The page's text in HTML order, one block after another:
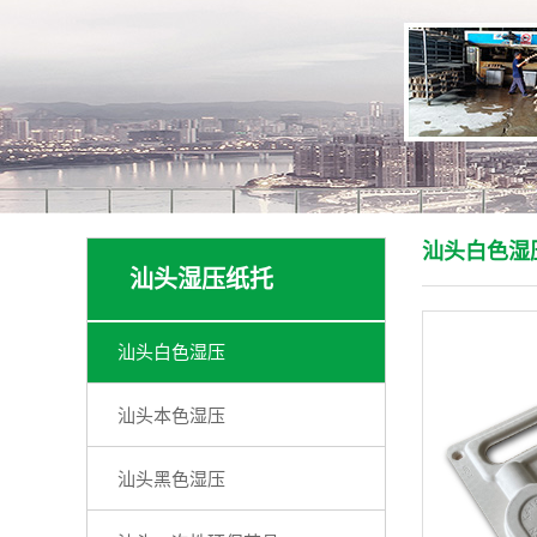
汕头湿压纸托
汕头白色湿压
汕头本色湿压
汕头黑色湿压
汕头白色湿